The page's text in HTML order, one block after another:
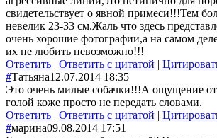
свидетельствует о явной примеси!!!Тем
невелик 23-33 см.Жаль что здесь
очень хорошие фотографии,а на самом
их не любить невозможно!!!
Ответить | Ответить с цитатой |
#Татьяна12.07.2014 18:35
Это очень милые собачки!!!А ощущение
голой коже просто не передать словами.
Ответить | Ответить с цитатой |
#марина09.08.2014 17:51